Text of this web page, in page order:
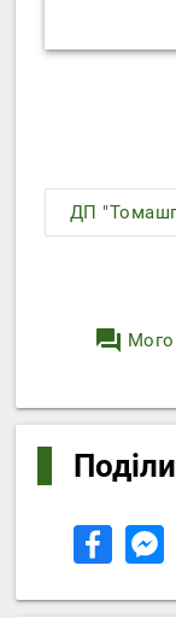
ДП
question_answer Мого